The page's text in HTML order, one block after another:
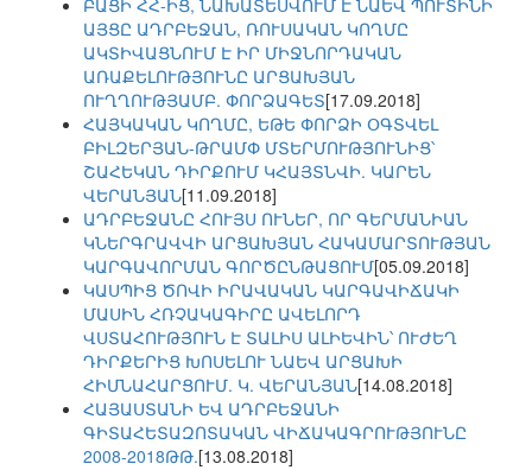
ԲԱՑԻ ՀՀ-ԻՑ, ՆԱԽԱՏԵՍՎՈՒՄ Է ՆԱԵՎ ՊՈՒՏԻՆԻ
ԱՅՑԸ ԱԴՐԲԵՋԱՆ, ՌՈՒՍԱԿԱՆ ԿՈՂՄԸ
ԱԿՏԻՎԱՑՆՈՒՄ Է ԻՐ ՄԻՋՆՈՐԴԱԿԱՆ
ԱՌԱՔԵԼՈՒԹՅՈՒՆԸ ԱՐՑԱԽՅԱՆ
ՈՒՂՂՈՒԹՅԱՄԲ. ՓՈՐՁԱԳԵՏ[17.09.2018]
ՀԱՅԿԱԿԱՆ ԿՈՂՄԸ, ԵԹԵ ՓՈՐՁԻ ՕԳՏՎԵԼ
ԲԻԼԶԵՐՅԱՆ-ԹՐԱՄՓ ՄՏԵՐՄՈՒԹՅՈՒՆԻՑ՝
ՇԱՀԵԿԱՆ ԴԻՐՔՈՒՄ ԿՀԱՅՏՆՎԻ. ԿԱՐԵՆ
ՎԵՐԱՆՅԱՆ[11.09.2018]
ԱԴՐԲԵՋԱՆԸ ՀՈՒՅՍ ՈՒՆԵՐ, ՈՐ ԳԵՐՄԱՆԻԱՆ
ԿՆԵՐԳՐԱՎՎԻ ԱՐՑԱԽՅԱՆ ՀԱԿԱՄԱՐՏՈՒԹՅԱՆ
ԿԱՐԳԱՎՈՐՄԱՆ ԳՈՐԾԸՆԹԱՑՈՒՄ[05.09.2018]
ԿԱՍՊԻՑ ԾՈՎԻ ԻՐԱՎԱԿԱՆ ԿԱՐԳԱՎԻՃԱԿԻ
ՄԱՍԻՆ ՀՌՉԱԿԱԳԻՐԸ ԱՎԵԼՈՐԴ
ՎՍՏԱՀՈՒԹՅՈՒՆ Է ՏԱԼԻՍ ԱԼԻԵՎԻՆ՝ ՈՒԺԵՂ
ԴԻՐՔԵՐԻՑ ԽՈՍԵԼՈՒ ՆԱԵՎ ԱՐՑԱԽԻ
ՀԻՄՆԱՀԱՐՑՈՒՄ. Կ. ՎԵՐԱՆՅԱՆ[14.08.2018]
ՀԱՅԱՍՏԱՆԻ ԵՎ ԱԴՐԲԵՋԱՆԻ
ԳԻՏԱՀԵՏԱԶՈՏԱԿԱՆ ՎԻՃԱԿԱԳՐՈՒԹՅՈՒՆԸ
2008-2018ԹԹ.[13.08.2018]